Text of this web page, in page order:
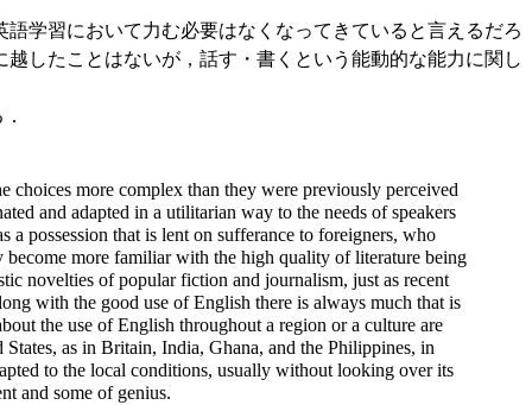
学習において力む必要はなくなってきていると言えるだろ
したことはないが，話す・書くという能動的な能力に関し
more complex than they were previously perceived
and adapted in a utilitarian way to the needs of speakers
possession that is lent on sufferance to foreigners, who
more familiar with the high quality of literature being
novelties of popular fiction and journalism, just as recent
with the good use of English there is always much that is
the use of English throughout a region or a culture are
as in Britain, India, Ghana, and the Philippines, in
to the local conditions, usually without looking over its
and some of genius.